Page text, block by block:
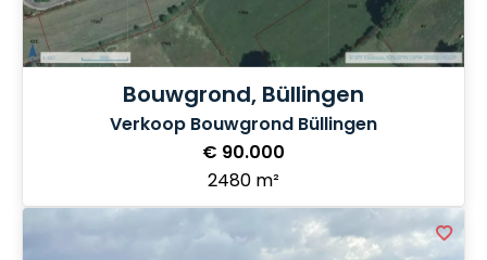
Bouwgrond, Büllingen
Verkoop Bouwgrond Büllingen
€ 90.000
2480 m²